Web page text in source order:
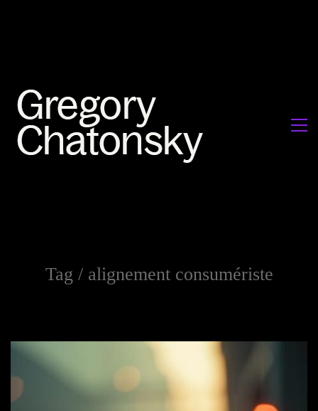
Tag / alignement consumériste